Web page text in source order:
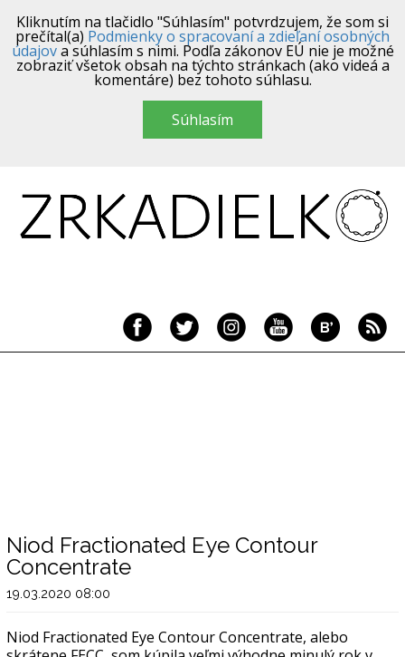
Kliknutím na tlačidlo "Súhlasím" potvrdzujem, že som si
prečítal(a) Podmienky o spracovaní a zdieľaní osobných
údajova súhlasím s nimi. Podľa zákonov EÚ nie je možné
zobraziť všetok obsah na týchto stránkach (ako videá a
komentáre) bez tohoto súhlasu.
Súhlasím
Niod Fractionated Eye Contour
Concentrate
19.03.2020 08:00
Niod Fractionated Eye Contour Concentrate, alebo